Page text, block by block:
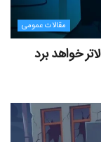
مقالات عمومی
خواهد برد